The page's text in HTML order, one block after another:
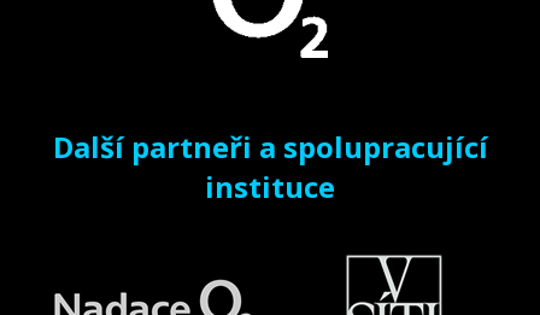
Další partneři a spolupracující
instituce